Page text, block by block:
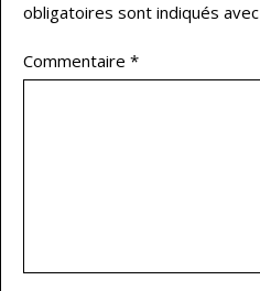
obligatoires sont indiqués avec
Commentaire *